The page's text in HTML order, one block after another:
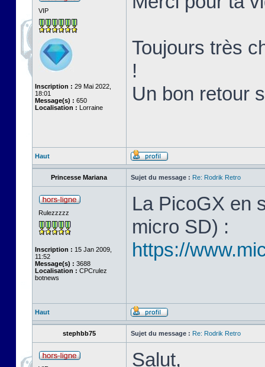
VIP
Inscription : 29 Mai 2022,
18:01
Message(s) : 650
Localisation : Lorraine
Toujours très
!
Un bon retour
Haut
Princesse Mariana Sujet du message : Re: Rodrik Retro
Rulezzzzz
Inscription : 15 Jan 2009,
11:52
Message(s) : 3688
Localisation : CPCrulez
botnews
La PicoGX en
micro SD) :
https://
Haut
stephbb75 Sujet du message : Re: Rodrik Retro
Salut,